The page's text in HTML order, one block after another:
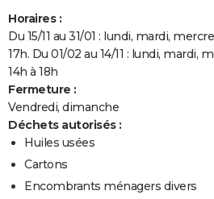
Horaires :
Du 15/11 au 31/01 : lundi, mardi,
17h. Du 01/02 au 14/11 : lundi, mardi,
14h à 18h
Fermeture :
Vendredi, dimanche
Déchets autorisés :
Huiles usées
Cartons
Encombrants ménagers divers